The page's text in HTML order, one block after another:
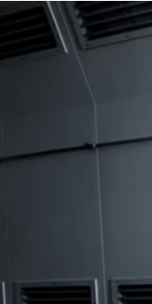
clear arrow_back_ios_new
favorite
share